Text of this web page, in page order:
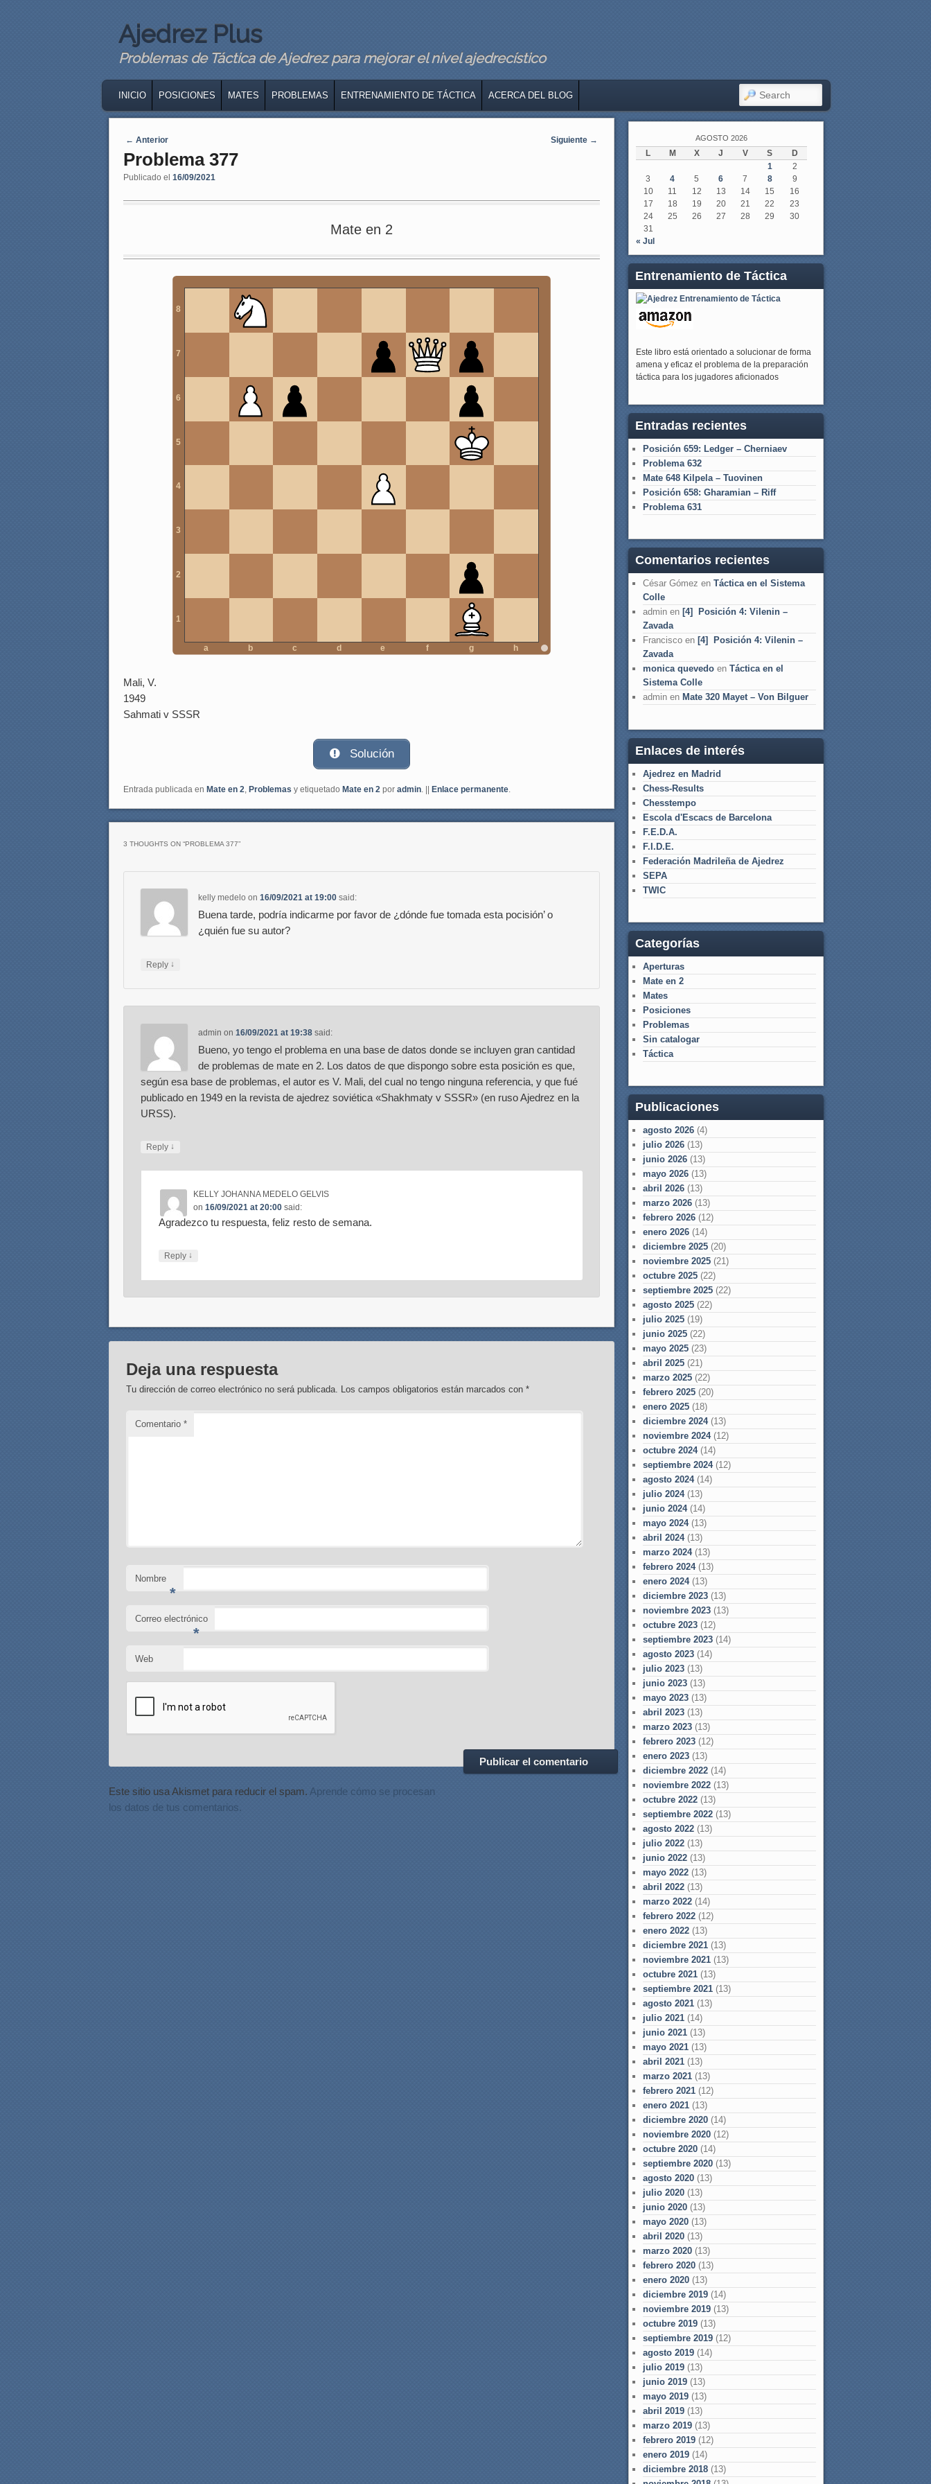
Ajedrez Plus
Problemas de Táctica de Ajedrez para mejorar el nivel ajedrecístico
SKIP TO PRIMARY CONTENT
SKIP TO SECONDARY CONTENT
INICIO POSICIONES MATES PROBLEMAS ENTRENAMIENTO DE TÁCTICA ACERCA DEL BLOG SEARCH
Navegaci�n de entradas
← Anterior Siguiente →
Problema 377
Publicado el 16/09/2021
Mate en 2
8
7
6
5
4
3
2
1
a b c d e f g h
Mali, V.
1949
Sahmati v SSSR
Solución
Entrada publicada en Mate en 2, Problemas y etiquetado Mate en 2 por admin. || Enlace permanente.
3 THOUGHTS ON “PROBLEMA 377”
kelly medelo on16/09/2021 at 19:00 said:
Buena tarde, podría indicarme por favor de ¿dónde fue tomada esta pocisión’ o
¿quién fue su autor?
Reply ↓
admin on16/09/2021 at 19:38 said:
Bueno, yo tengo el problema en una base de datos donde se incluyen gran cantidad
de problemas de mate en 2. Los datos de que dispongo sobre esta posición es que,
según esa base de problemas, el autor es V. Mali, del cual no tengo ninguna referencia, y que fué
publicado en 1949 en la revista de ajedrez soviética «Shakhmaty v SSSR» (en ruso Ajedrez en la
URSS).
Reply ↓
KELLY JOHANNA MEDELO GELVIS
on 16/09/2021 at 20:00 said:
Agradezco tu respuesta, feliz resto de semana.
Reply ↓
Deja una respuesta
Tu dirección de correo electrónico no será publicada. Los campos obligatorios están marcados con*
Comentario*
Nombre
*
Correo electrónico
*
Web
Este sitio usa Akismet para reducir el spam. Aprende cómo se procesan
los datos de tus comentarios.
AGOSTO 2026
L M X J V S
D
1
2
3
4 5 6 7 8
9
10
11 12 13 14 15
16
17
18 19 20 21 22
23
24
25 26 27 28 29
30
31
« Jul
Entrenamiento de Táctica
Este libro está orientado a solucionar de forma
amena y eficaz el problema de la preparación
táctica para los jugadores aficionados
Entradas recientes
Posición 659: Ledger – Cherniaev
Problema 632
Mate 648 Kilpela – Tuovinen
Posición 658: Gharamian – Riff
Problema 631
Comentarios recientes
César Gómez en Táctica en el Sistema
Colle
admin en [4] Posición 4: Vilenin –
Zavada
Francisco en [4] Posición 4: Vilenin –
Zavada
monica quevedo en Táctica en el
Sistema Colle
admin en Mate 320 Mayet – Von Bilguer
Enlaces de interés
Ajedrez en Madrid
Chess-Results
Chesstempo
Escola d'Escacs de Barcelona
F.E.D.A.
F.I.D.E.
Federación Madrileña de Ajedrez
SEPA
TWIC
Categorías
Aperturas
Mate en 2
Mates
Posiciones
Problemas
Sin catalogar
Táctica
Publicaciones
agosto 2026 (4)
julio 2026 (13)
junio 2026 (13)
mayo 2026 (13)
abril 2026 (13)
marzo 2026 (13)
febrero 2026 (12)
enero 2026 (14)
diciembre 2025 (20)
noviembre 2025 (21)
octubre 2025 (22)
septiembre 2025 (22)
agosto 2025 (22)
julio 2025 (19)
junio 2025 (22)
mayo 2025 (23)
abril 2025 (21)
marzo 2025 (22)
febrero 2025 (20)
enero 2025 (18)
diciembre 2024(13)
noviembre 2024(12)
octubre 2024(14)
septiembre 2024(12)
agosto 2024(14)
julio 2024(13)
junio 2024(14)
mayo 2024(13)
abril 2024(13)
marzo 2024(13)
febrero 2024(13)
enero 2024(13)
diciembre 2023 (13)
noviembre 2023 (13)
octubre 2023 (12)
septiembre 2023 (14)
agosto 2023 (14)
julio 2023 (13)
junio 2023 (13)
mayo 2023 (13)
abril 2023 (13)
marzo 2023 (13)
febrero 2023 (12)
enero 2023 (13)
diciembre 2022 (14)
noviembre 2022 (13)
octubre 2022 (13)
septiembre 2022 (13)
agosto 2022 (13)
julio 2022 (13)
junio 2022 (13)
mayo 2022 (13)
abril 2022 (13)
marzo 2022 (14)
febrero 2022 (12)
enero 2022 (13)
diciembre 2021 (13)
noviembre 2021 (13)
octubre 2021 (13)
septiembre 2021 (13)
agosto 2021 (13)
julio 2021 (14)
junio 2021 (13)
mayo 2021 (13)
abril 2021 (13)
marzo 2021 (13)
febrero 2021 (12)
enero 2021 (13)
diciembre 2020 (14)
noviembre 2020 (12)
octubre 2020 (14)
septiembre 2020 (13)
agosto 2020 (13)
julio 2020 (13)
junio 2020 (13)
mayo 2020 (13)
abril 2020 (13)
marzo 2020 (13)
febrero 2020 (13)
enero 2020 (13)
diciembre 2019 (14)
noviembre 2019 (13)
octubre 2019 (13)
septiembre 2019 (12)
agosto 2019 (14)
julio 2019 (13)
junio 2019 (13)
mayo 2019 (13)
abril 2019 (13)
marzo 2019 (13)
febrero 2019 (12)
enero 2019 (14)
diciembre 2018 (13)